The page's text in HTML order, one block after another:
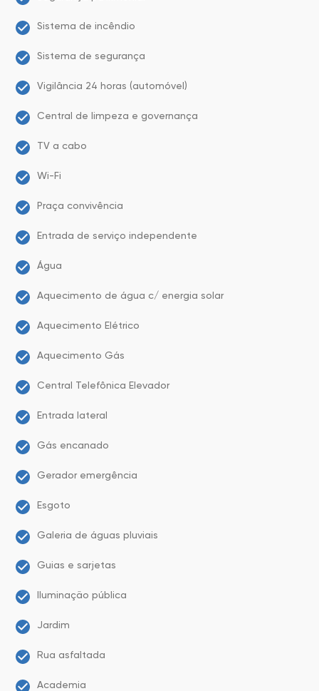
Sistema de incêndio
Sistema de segurança
Vigilância 24 horas (automóvel)
Central de limpeza e governança
TV a cabo
Wi-Fi
Praça convivência
Entrada de serviço independente
Água
Aquecimento de água c/ energia solar
Aquecimento Elétrico
Aquecimento Gás
Central Telefônica Elevador
Entrada lateral
Gás encanado
Gerador emergência
Esgoto
Galeria de águas pluviais
Guias e sarjetas
Iluminação pública
Jardim
Rua asfaltada
Academia